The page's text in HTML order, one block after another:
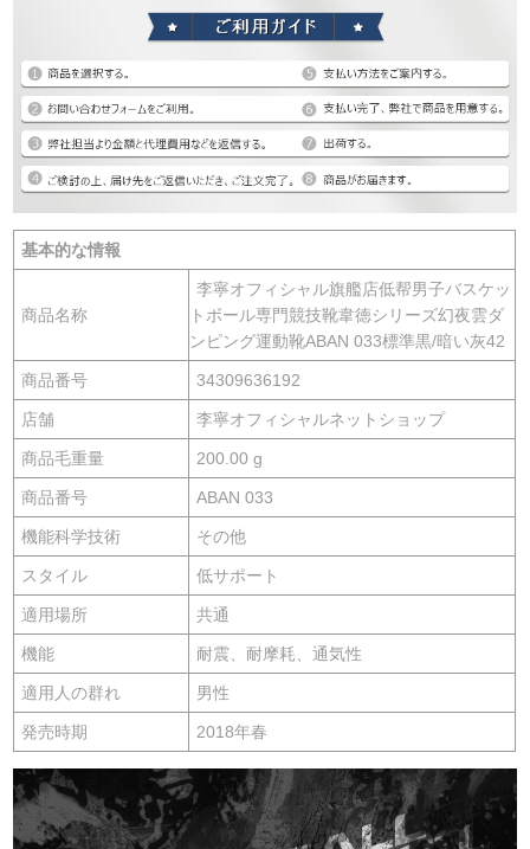
基本的な情報
商品名称
李寧オフィシャル旗艦店低帮男子バスケッ
トボール専門競技靴韋徳シリーズ幻夜雲ダ
ンピング運動靴ABAN 033標準黒/暗い灰42
商品番号 34309636192
店舗 李寧オフィシャルネットショップ
商品毛重量 200.00 g
商品番号 ABAN 033
機能科学技術 その他
スタイル 低サポート
適用場所 共通
機能 耐震、耐摩耗、通気性
適用人の群れ 男性
発売時期 2018年春